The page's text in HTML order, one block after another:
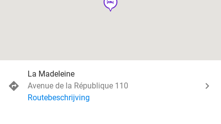
hotel
La Madeleine
Avenue de la République 110
Routebeschrijving